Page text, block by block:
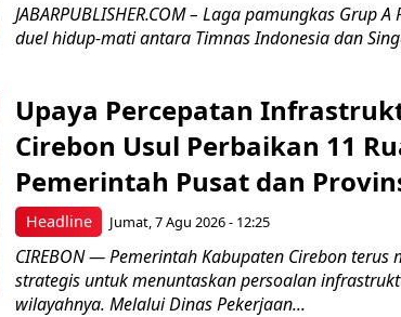
JABARPUBLISHER.COM – Laga pamungkas Grup
duel hidup-mati antara Timnas Indonesia dan
Headline
Upaya Percepatan
Cirebon Usul Perbaikan 11
Pemerintah Pusat dan
Jumat, 7 Agu 2026 - 12:25
CIREBON — Pemerintah Kabupaten Cirebon
strategis untuk menuntaskan persoalan
wilayahnya. Melalui Dinas Pekerjaan...